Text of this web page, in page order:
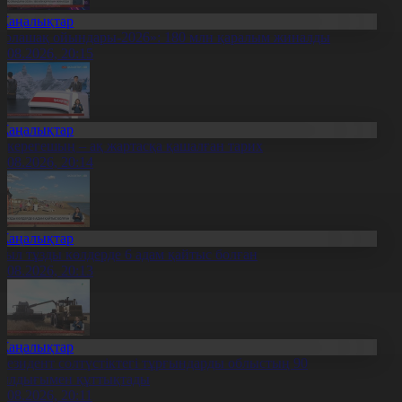
ойындары-2026»: 180 млн қаралым жиналды
20:15
– ақ жартасқа қашалған тарих
20:14
тұзды көлдерде 6 адам қайтыс болған
20:13
солтүстіктегі тұрғындарды облыстың 90
құттықтады
20:11